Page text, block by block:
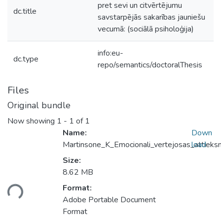
dc.title
pret sevi un citvērtējumu
savstarpējās sakarības jauniešu
vecumā: (sociālā psiholoģija)
dc.type
info:eu-
repo/semantics/doctoralThesis
Files
Original bundle
Now showing 1 - 1 of 1
Name:
Size:
8.62 MB
Format:
Adobe Portable Document
Format
Down
load